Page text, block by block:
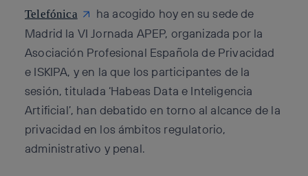
Telefónica
ha acogido hoy en su sede de
Madrid la VI Jornada APEP, organizada por la
Asociación Profesional Española de Privacidad
e ISKIPA, y en la que los participantes de la
sesión, titulada ‘Habeas Data e Inteligencia
Artificial’, han debatido en torno al alcance de la
privacidad en los ámbitos regulatorio,
administrativo y penal.